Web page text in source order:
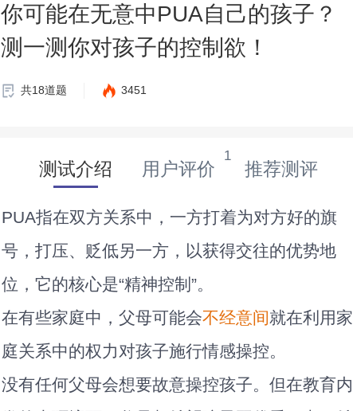
你可能在无意中PUA自己的孩子？
测一测你对孩子的控制欲！
共18道题 3451
测试介绍 用户评价
1
推荐测评
PUA指在双方关系中，一方打着为对方好的旗
号，打压、贬低另一方，以获得交往的优势地
位，它的核心是“精神控制”。
在有些家庭中，父母可能会不经意间就在利用家
庭关系中的权力对孩子施行情感操控。
没有任何父母会想要故意操控孩子。但在教育内